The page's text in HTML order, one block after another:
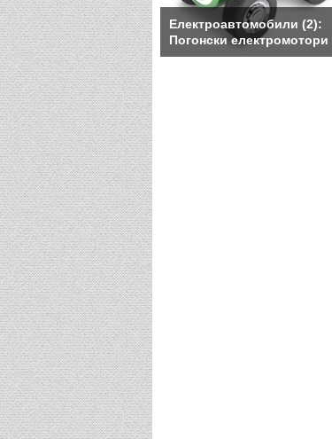
Електроавтомобили (2):
Погонски електромотори